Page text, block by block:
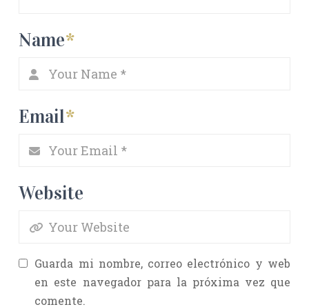
Name*
Email*
Website
Guarda mi nombre, correo electrónico y web
en este navegador para la próxima vez que
comente.